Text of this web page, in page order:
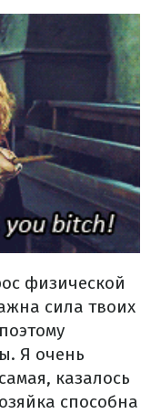
физической
сила твоих
Я очень
казалось
способна